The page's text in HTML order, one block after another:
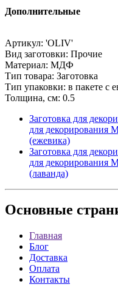
Дополнительные
Артикул: 'OLIV'
Вид заготовки: Прочие
Материал: МДФ
Тип товара: Заготовка
Тип упаковки: в пакете с
Толщина, см: 0.5
Заготовка для
для
(ежевика)
Заготовка для
для
(лаванда)
Основные
Главная
Блог
Доставка
Оплата
Контакты